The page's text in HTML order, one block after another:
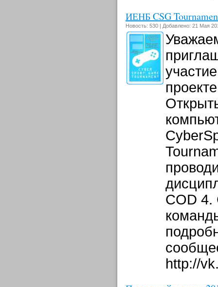
ИЕНБ CSG
Новость: 530 | Добавлено: 21 Мая
COD 4.
http://